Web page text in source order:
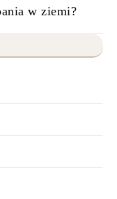
w ziemi?